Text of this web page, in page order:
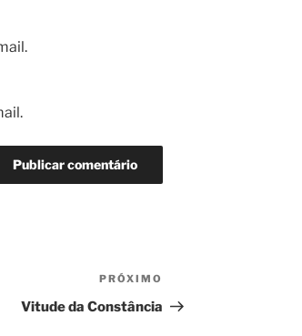
post
PRÓXIMO
Vitude da Constância